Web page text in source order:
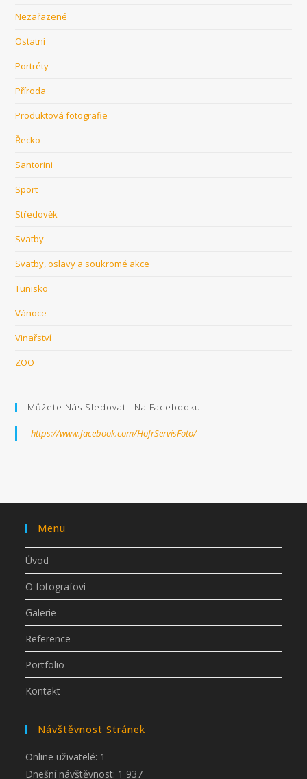
Nezařazené
Ostatní
Portréty
Příroda
Produktová fotografie
Řecko
Santorini
Sport
Středověk
Svatby
Svatby, oslavy a soukromé akce
Tunisko
Vánoce
Vinařství
ZOO
Můžete Nás Sledovat I Na Facebooku
https://www.facebook.com/HofrServisFoto/
Menu
Úvod
O fotografovi
Galerie
Reference
Portfolio
Kontakt
Návštěvnost Stránek
Online uživatelé: 1
Dnešní návštěvnost: 1 937